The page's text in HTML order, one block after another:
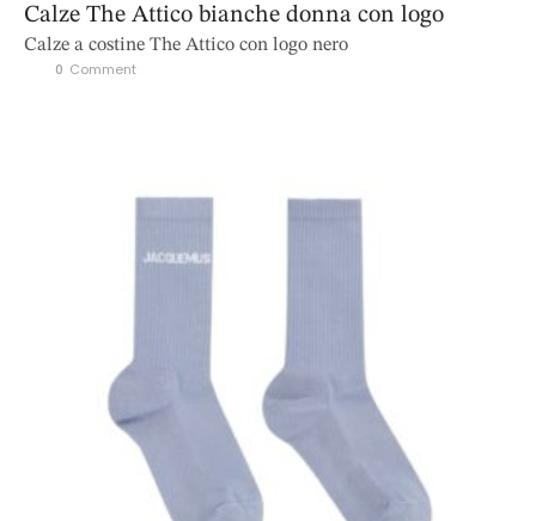
Calze The Attico bianche donna con logo
Calze a costine The Attico con logo nero
0 Comment